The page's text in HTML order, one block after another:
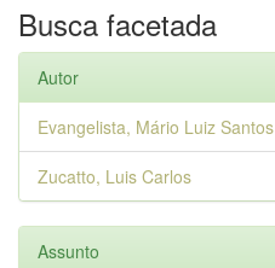
Busca facetada
Autor
Evangelista, Mário Luiz Santos
Zucatto, Luis Carlos
Assunto